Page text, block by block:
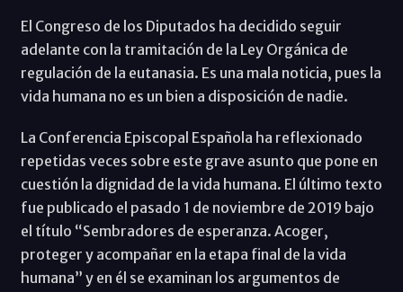
El Congreso de los Diputados ha decidido seguir
adelante con la tramitación de la Ley Orgánica de
regulación de la eutanasia. Es una mala noticia, pues la
vida humana no es un bien a disposición de nadie.
La Conferencia Episcopal Española ha reflexionado
repetidas veces sobre este grave asunto que pone en
cuestión la dignidad de la vida humana. El último texto
fue publicado el pasado 1 de noviembre de 2019 bajo
el título “Sembradores de esperanza. Acoger,
proteger y acompañar en la etapa final de la vida
humana” y en él se examinan los argumentos de